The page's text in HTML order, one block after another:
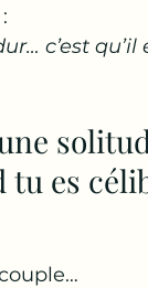
c’est
tu es